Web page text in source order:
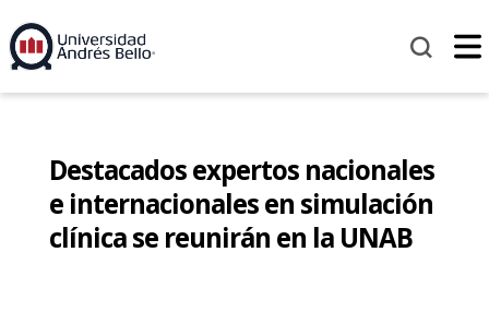
Destacados expertos nacionales
e internacionales en simulación
clínica se reunirán en la UNAB